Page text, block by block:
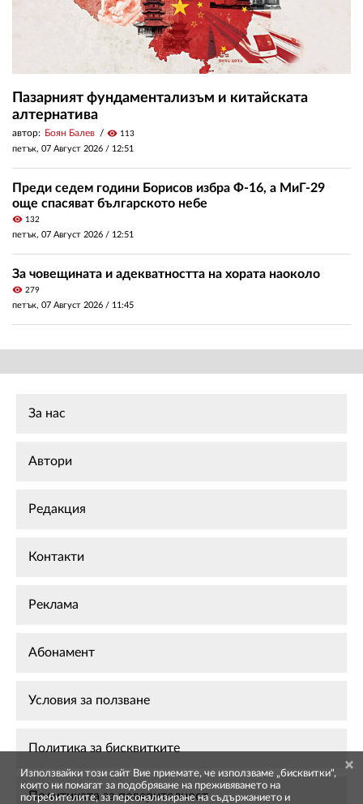
Пазарният фундаментализъм и китайската
алтернатива
автор: Боян Балев visibility 113
петък, 07 Август 2026 / 12:51
Преди седем години Борисов избра Ф-16, а МиГ-29
още спасяват българското небе
visibility 132
петък, 07 Август 2026 / 12:51
За човещината и адекватността на хората наоколо
visibility 279
петък, 07 Август 2026 / 11:45
За нас
Автори
Редакция
Контакти
Реклама
Абонамент
Условия за ползване
Политика за бисквитките
Политиката за поверителност
Използвайки този сайт Вие приемате, че използваме „бисквитки",
които ни помагат за подобряване на преживяването на
потребителите, за персонализиране на съдържанието и